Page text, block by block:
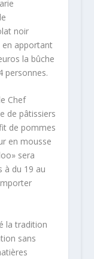
noir
en apportant
la bûche
personnes.
Chef
de pâtissiers
de pommes
en mousse
sera
à du 19 au
la tradition
sans